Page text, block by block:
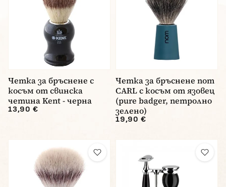
Четка за бръснене с
косъм от свинска
четина Kent - черна
13,90 €
Четка за бръснене nom
CARL с косъм от язовец
(pure badger, петролно
зелено)
19,90 €